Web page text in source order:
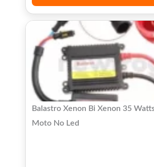
Balastro Xenon Bi Xenon 35
Moto No Led